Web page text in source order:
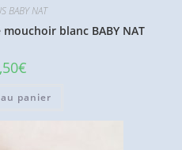
BABY NAT
blanc BABY NAT
€
panier